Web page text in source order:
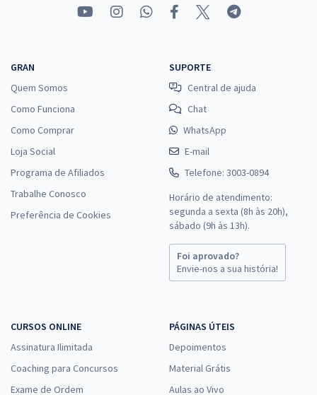
GRAN
Quem Somos
Como Funciona
Como Comprar
Loja Social
Programa de Afiliados
Trabalhe Conosco
Preferência de Cookies
SUPORTE
Central de ajuda
Chat
WhatsApp
E-mail
Telefone: 3003-0894
Horário de atendimento:
segunda a sexta (8h às 20h),
sábado (9h às 13h).
Foi aprovado?
Envie-nos a sua história!
CURSOS ONLINE
Assinatura Ilimitada
Coaching para Concursos
Exame de Ordem
PÁGINAS ÚTEIS
Depoimentos
Material Grátis
Aulas ao Vivo